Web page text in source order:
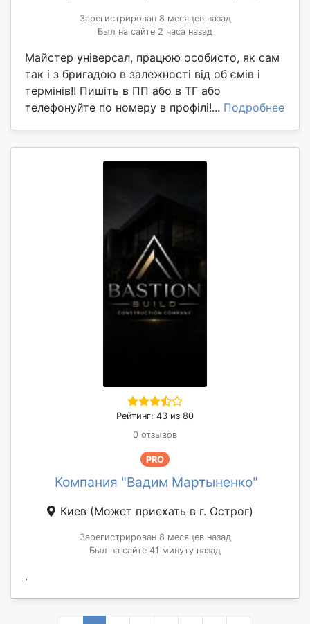
Зарегистрирован 8 месяцев назад
Был на сайте 2 часа назад
Майстер універсал, працюю особисто, як сам
так і з бригадою в залежності від об ємів і
термінів!! Пишіть в ПП або в ТГ або
телефонуйте по номеру в профілі!... Подробнее
Рейтинг: 43 из 80
0 отзывов
PRO
Компания "Вадим Мартыненко"
Киев (Может приехать в г. Острог)
Зарегистрирован 8 месяцев назад
Был на сайте 41 минуту назад
.